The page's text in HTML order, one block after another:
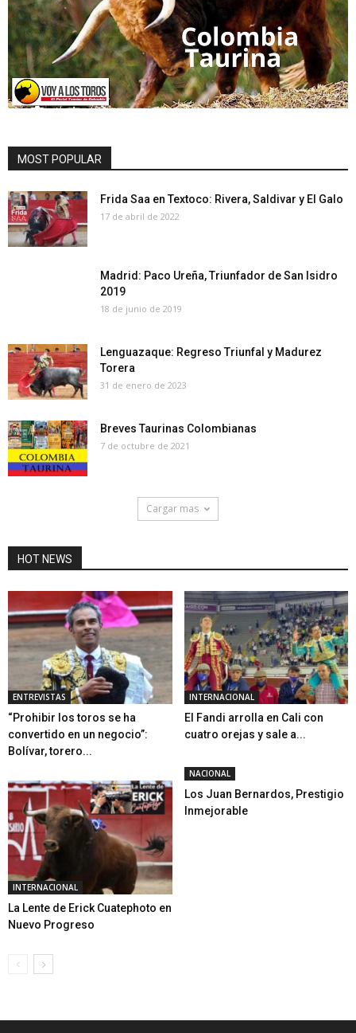
MOST POPULAR
Frida Saa en Textoco: Rivera, Saldivar y El Galo
17 de abril de 2022
Madrid: Paco Ureña, Triunfador de San Isidro
2019
18 de junio de 2019
Lenguazaque: Regreso Triunfal y Madurez
Torera
31 de enero de 2023
Breves Taurinas Colombianas
7 de octubre de 2021
Cargar mas
HOT NEWS
ENTREVISTAS
“Prohibir los toros se ha
convertido en un negocio”:
Bolívar, torero...
INTERNACIONAL
El Fandi arrolla en Cali con
cuatro orejas y sale a...
INTERNACIONAL
La Lente de Erick Cuatephoto en
Nuevo Progreso
NACIONAL
Los Juan Bernardos, Prestigio
Inmejorable